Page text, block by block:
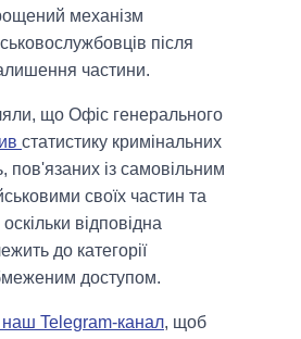
механізм
після
частини.
що Офіс генерального
статистику кримінальних
із самовільним
своїх частин та
відповідна
до категорії
доступом.
наш Telegram-канал, щоб